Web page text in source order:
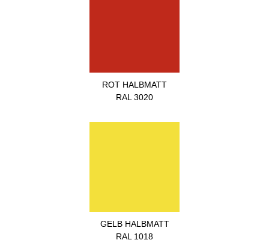
ROT HALBMATT
RAL 3020
GELB HALBMATT
RAL 1018